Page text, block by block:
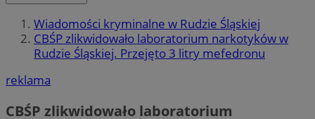
Wiadomości kryminalne w Rudzie Śląskiej
CBŚP zlikwidowało laboratorium narkotyków w
Rudzie Śląskiej. Przejęto 3 litry mefedronu
reklama
CBŚP zlikwidowało laboratorium